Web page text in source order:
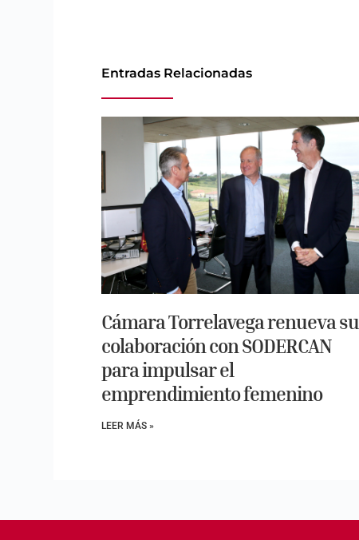
Entradas Relacionadas
Cámara Torrelavega renueva su
colaboración con SODERCAN
para impulsar el
emprendimiento femenino
LEER MÁS »